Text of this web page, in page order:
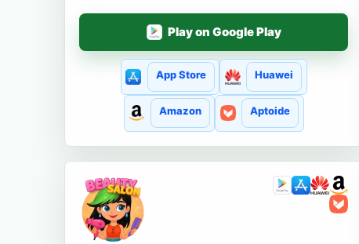
Play on Google Play
App Store Huawei
Amazon Aptoide